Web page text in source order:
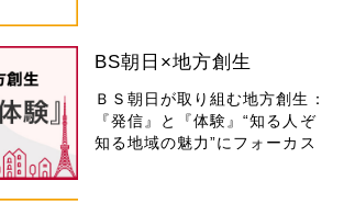
BS朝日×地方創生
ＢＳ朝日が取り組む地方創生：
『発信』と『体験』“知る人ぞ
知る地域の魅力”にフォーカス